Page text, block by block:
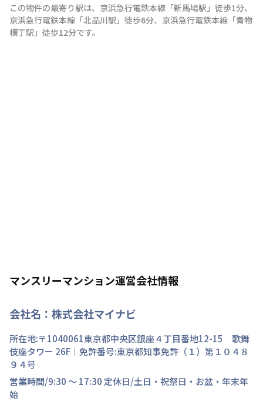
この物件の最寄り駅は、 京浜急行電鉄本線 「新馬場駅 」 徒歩1分、
京浜急行電鉄本線 「北品川駅 」 徒歩6分、 京浜急行電鉄本線 「青物
横丁駅 」 徒歩12分です。
マンスリーマンション運営会社情報
会社名： 株式会社マイナビ
所在地:〒1040061東京都中央区銀座４丁目番地12-15 歌舞
伎座タワー 26F ｜免許番号:東京都知事免許（１）第１０４８
９４号
営業時間/9:30 ～ 17:30 定休日/土日・祝祭日・お盆・年末年
始